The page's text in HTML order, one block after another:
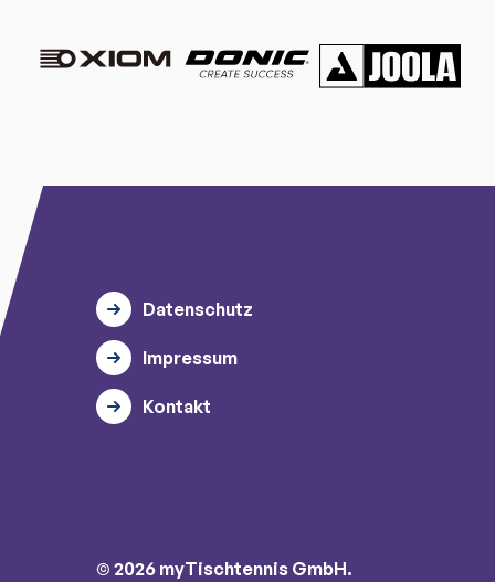
Datenschutz
Impressum
Kontakt
© 2026 myTischtennis GmbH.